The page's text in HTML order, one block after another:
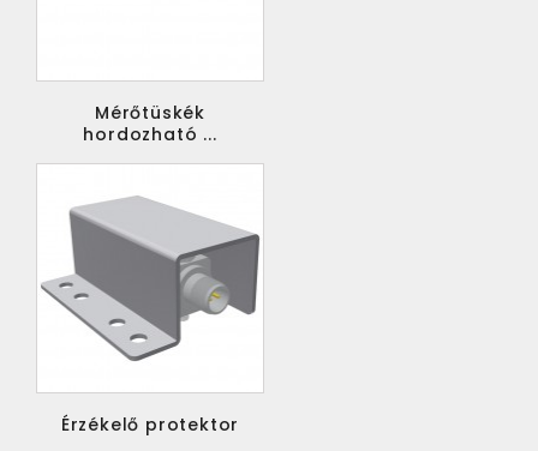
Mérőtüskék
hordozható ...
Érzékelő protektor